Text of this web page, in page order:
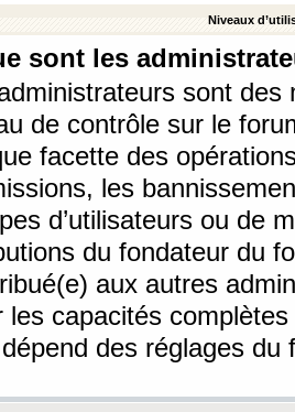
Niveaux
sont les
sont
de contrôle sur le
facette des
les
d’utilisateurs ou de
du fondateur du
aux autres
les capacités
des réglages du